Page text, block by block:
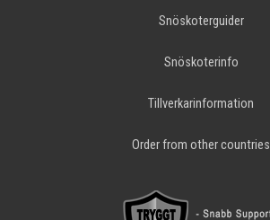
Snöskoterguider
Snöskoterinfo
Tillverkarinformation
Order from other countries